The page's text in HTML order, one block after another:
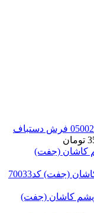
فرش دستباف
تومان